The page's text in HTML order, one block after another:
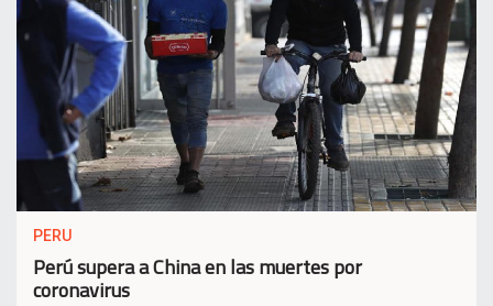
PERU
Perú supera a China en las muertes por
coronavirus